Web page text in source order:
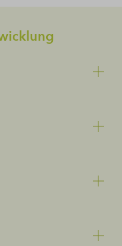
und „Solar Living“
im Projekt